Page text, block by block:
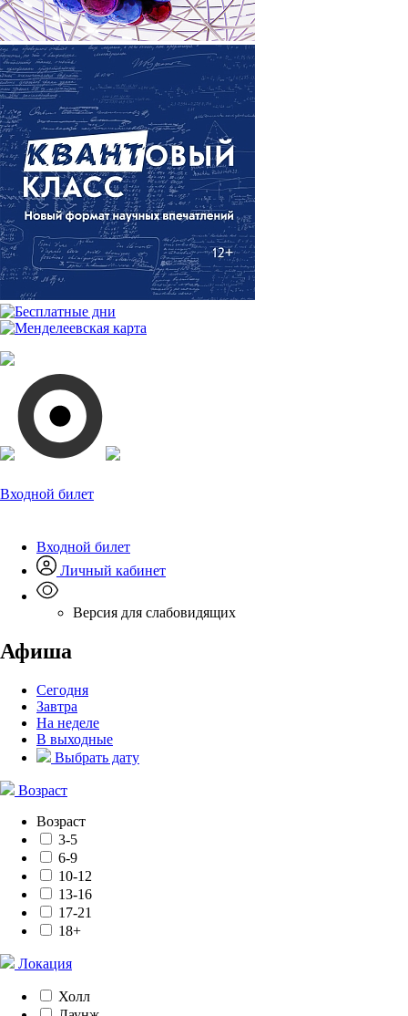
Входной билет
Входной билет
Личный кабинет
Версия для слабовидящих
Афиша
Сегодня
Завтра
На неделе
В выходные
Выбрать дату
Возраст
Возраст
3-5
6-9
10-12
13-16
17-21
18+
Локация
Холл